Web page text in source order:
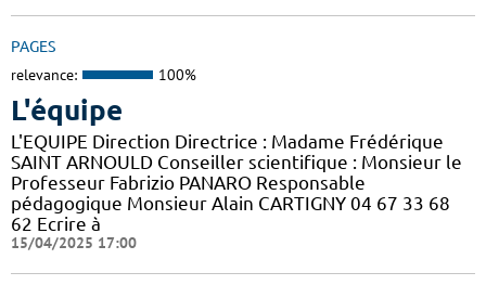
PAGES
relevance: 100%
L'équipe
L'EQUIPE Direction Directrice : Madame Frédérique
SAINT ARNOULD Conseiller scientifique : Monsieur le
Professeur Fabrizio PANARO Responsable
pédagogique Monsieur Alain CARTIGNY 04 67 33 68
62 Ecrire à
15/04/2025 17:00